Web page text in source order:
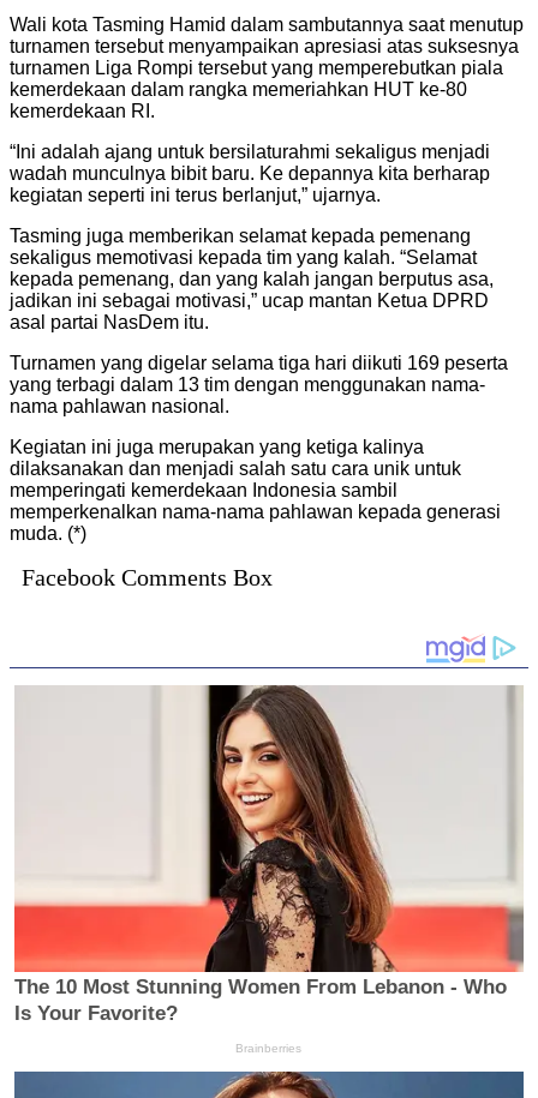
Wali kota Tasming Hamid dalam sambutannya saat menutup
turnamen tersebut menyampaikan apresiasi atas suksesnya
turnamen Liga Rompi tersebut yang memperebutkan piala
kemerdekaan dalam rangka memeriahkan HUT ke-80
kemerdekaan RI.
“Ini adalah ajang untuk bersilaturahmi sekaligus menjadi
wadah munculnya bibit baru. Ke depannya kita berharap
kegiatan seperti ini terus berlanjut,” ujarnya.
Tasming juga memberikan selamat kepada pemenang
sekaligus memotivasi kepada tim yang kalah. “Selamat
kepada pemenang, dan yang kalah jangan berputus asa,
jadikan ini sebagai motivasi,” ucap mantan Ketua DPRD
asal partai NasDem itu.
Turnamen yang digelar selama tiga hari diikuti 169 peserta
yang terbagi dalam 13 tim dengan menggunakan nama-
nama pahlawan nasional.
Kegiatan ini juga merupakan yang ketiga kalinya
dilaksanakan dan menjadi salah satu cara unik untuk
memperingati kemerdekaan Indonesia sambil
memperkenalkan nama-nama pahlawan kepada generasi
muda. (*)
Facebook Comments Box